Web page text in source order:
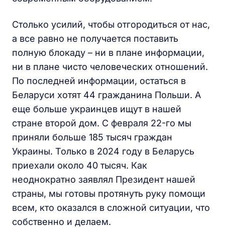
Столько усилий, чтобы отгородиться от нас,
а все равно не получается поставить
полную блокаду – ни в плане информации,
ни в плане чисто человеческих отношений.
По последней информации, остаться в
Беларуси хотят 44 гражданина Польши. А
еще больше украинцев ищут в нашей
стране второй дом. С февраля 22-го мы
приняли больше 185 тысяч граждан
Украины. Только в 2024 году в Беларусь
приехали около 40 тысяч. Как
неоднократно заявлял Президент нашей
страны, мы готовы протянуть руку помощи
всем, кто оказался в сложной ситуации, что
собственно и делаем.